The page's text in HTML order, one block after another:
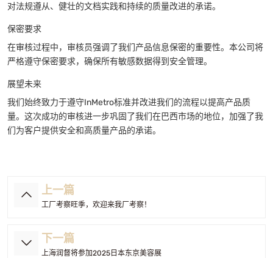
对法规遵从、健壮的文档实践和持续的质量改进的承诺。
保密要求
在审核过程中，审核员强调了我们产品信息保密的重要性。本公司将
严格遵守保密要求，确保所有敏感数据得到安全管理。
展望未来
我们始终致力于遵守InMetro标准并改进我们的流程以提高产品质
量。这次成功的审核进一步巩固了我们在巴西市场的地位，加强了我
们为客户提供安全和高质量产品的承诺。
上一篇
工厂考察旺季，欢迎来我厂考察！
下一篇
上海润督将参加2025日本东京美容展